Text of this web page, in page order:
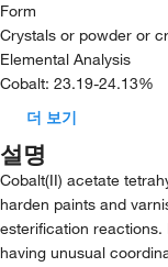
Form
Crystals or powder or
Elemental Analysis
Cobalt: 23.19-24.13%
더 보기
설명
Cobalt(II) acetate
harden paints and
esterification
having unusual